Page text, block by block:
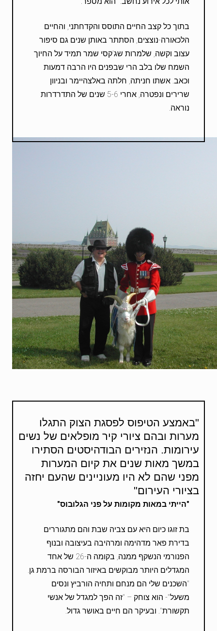
בתוך כל קצב החיים התוסס והקדחתני, והחיים
הלכאורה-נוצצים, הסתתר באותן שנים גם סיפור
עצוב וקשה, שלמרות שג'קסי שמר תמיד על החיוך
השמח שלו בלב הרי שבפנים היו הרבה דמעות
וכאב. אשתו חניתה, חלתה באלצהיימר ובניוון
שרירים ונפטרה, אחרי 5-6 שנים של התדרדרות
נוראה.
"באמצע הטיפוס לפסגת הצוק התגלו
מערות ובהם ציורי קיר מופלאים של נשים
עירומות. הנזירים הבודהיסטים הסתירו
במשך מאות שנים את קיום המערות
מפני שהם לא היו מעוניינים שהעם יחזה
בציורי העירום"
"הייתי במאות מקומות על פני הגלובוס"
בת זוגו כיום היא עם צביה שבת והם מתגוררים
בדירת פאר מדהימה ומרהיבה בעיצובה ובנוף
הפנורמי הנשקף ממנה, בקומה ה-26 של אחד
המגדלים היותר מבוקשים באיזור הבורסה ברמת גן.
"השכנים שלי הם מנחם ותחיה הורביץ ונסים
משעל"- הוא צוחק – "זה הפך למגדל של אנשי
תקשורת". ובעיקר הם חיים באושר גדול.